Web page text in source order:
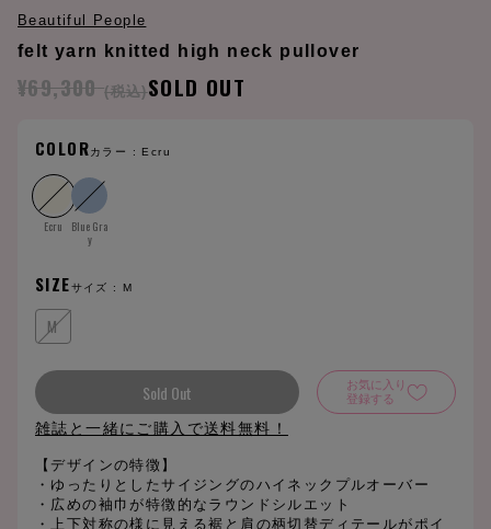
Beautiful People
felt yarn knitted high neck pullover
¥69,300 (税込)SOLD OUT
COLORカラー : Ecru
Ecru
Blue Gra
y
SIZEサイズ : M
M
Sold Out
お気に入り
登録する
雑誌と一緒にご購入で送料無料！
【デザインの特徴】
・ゆったりとしたサイジングのハイネックプルオーバー
・広めの袖巾が特徴的なラウンドシルエット
・上下対称の様に見える裾と肩の柄切替ディテールがポイ